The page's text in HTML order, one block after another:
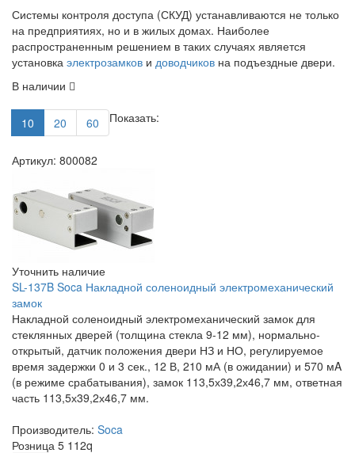
Системы контроля доступа (СКУД) устанавливаются не только
на предприятиях, но и в жилых домах. Наиболее
распространенным решением в таких случаях является
установка электрозамков и доводчиков на подъездные двери.
В наличии
Показать:
10 20 60
Артикул: 800082
Уточнить наличие
SL-137B Soca Накладной соленоидный электромеханический
замок
Накладной соленоидный электромеханический замок для
стеклянных дверей (толщина стекла 9-12 мм), нормально-
открытый, датчик положения двери НЗ и НО, регулируемое
время задержки 0 и 3 сек., 12 В, 210 мА (в ожидании) и 570 мA
(в режиме срабатывания), замок 113,5х39,2х46,7 мм, ответная
часть 113,5х39,2х46,7 мм.
Производитель: Soca
Розница 5 112q